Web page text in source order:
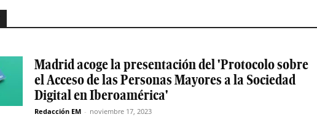
Madrid acoge la presentación del 'Protocolo sobre
el Acceso de las Personas Mayores a la Sociedad
Digital en Iberoamérica'
Redacción EM - noviembre 17, 2023